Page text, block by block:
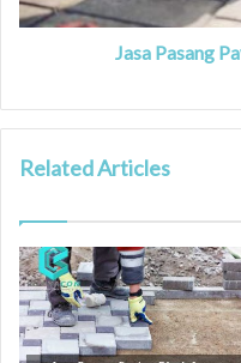
Jasa Pasang
Related Articles